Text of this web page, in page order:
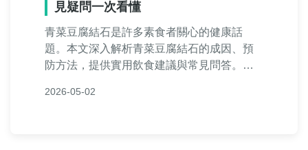
見疑問一次看懂
青菜豆腐結石是許多素食者關心的健康話
題。本文深入解析青菜豆腐結石的成因、預
防方法，提供實用飲食建議與常見問答。從
險，享受健康飲食生活。
2026-05-02